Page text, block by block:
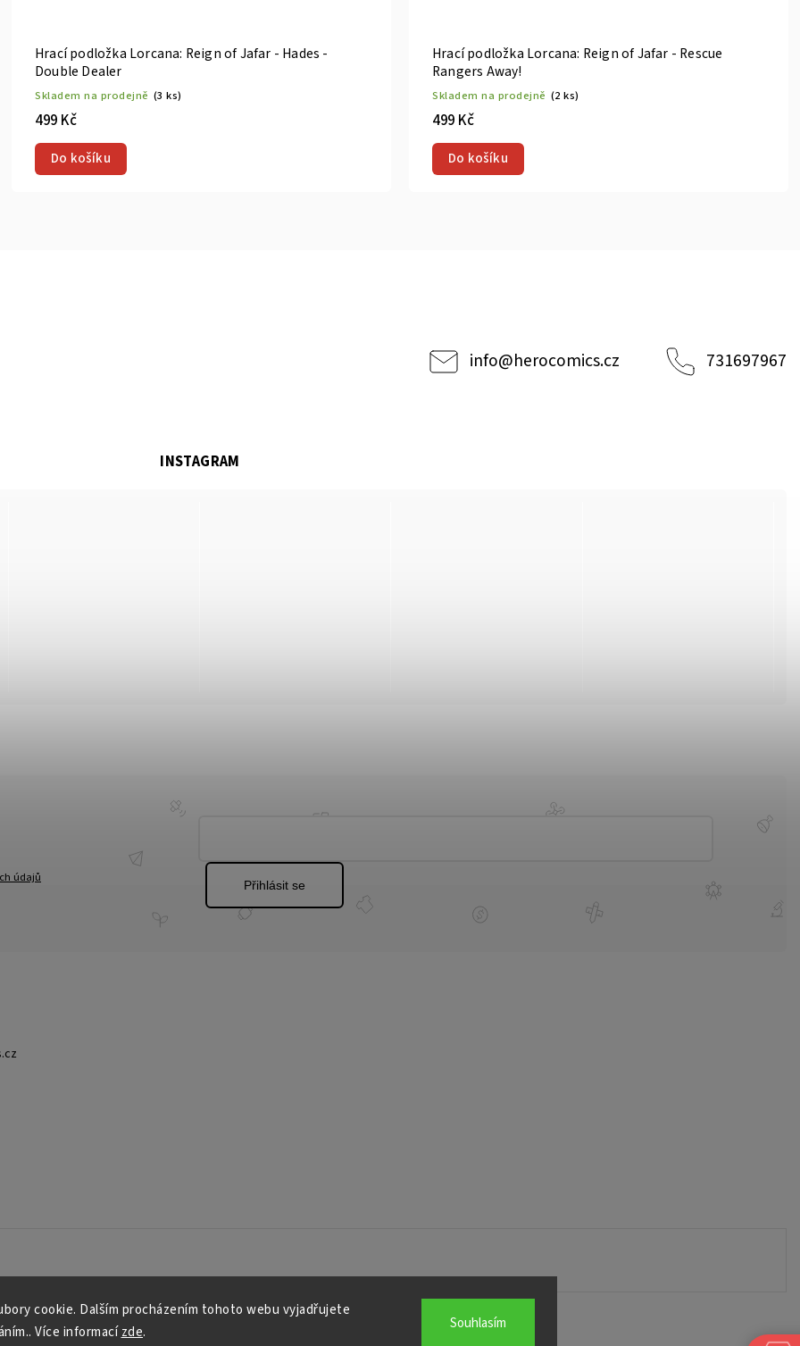
cookie. Dalším procházením tohoto webu vyjadřujete
Více informacízde. Souhlasím
Hrací podložka Lorcana: Reign of Jafar - Hades -
Double Dealer
Skladem na prodejně (3 ks)
499 Kč
Do košíku
Hrací podložka Lorcana: Reign of Jafar - Rescue
Rangers Away!
Skladem na prodejně (2 ks)
499 Kč
Do košíku
info@herocomics.cz 731697967
INSTAGRAM
údajů
Přihlásit se